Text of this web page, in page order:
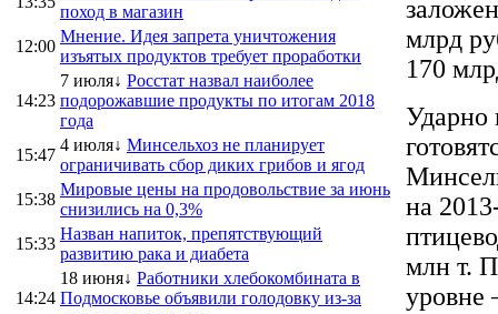
поход в магазин
12:00
Мнение. Идея запрета уничтожения
изъятых продуктов требует проработки
14:23
7 июля↓ Росстат назвал наиболее
подорожавшие продукты по итогам 2018
года
15:47
4 июля↓ Минсельхоз не планирует
ограничивать сбор диких грибов и ягод
15:38
Мировые цены на продовольствие за июнь
снизились на 0,3%
15:33
Назван напиток, препятствующий
развитию рака и диабета
14:24
18 июня↓ Работники хлебокомбината в
Подмосковье объявили голодовку из-за
млрд
170
Ударно
на
млн т.
уровне